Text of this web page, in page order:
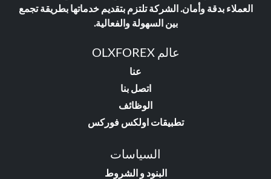
العملاء بدقة وأمان. الشركة تلتزم بتقديم خدماتها بطريقة تجمع
بين السهولة والفعالية.
عالم OLXFOREX
عنا
اتصل بنا
الوظائف
تطبيقات اولكس فوركس
السياسات
البنود و الشروط